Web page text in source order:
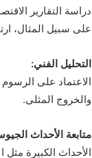
دراسة التقارير
على سبيل المثال،
التحليل الفني:
الاعتماد على
والخروج المثلى.
متابعة الأحداث
الأحداث الكبيرة مثل